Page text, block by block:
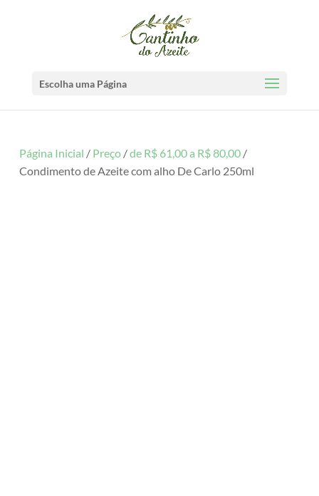
Escolha uma Página
Página Inicial / Preço/de R$ 61,00 a R$ 80,00/
Condimento de Azeite com alho De Carlo 250ml